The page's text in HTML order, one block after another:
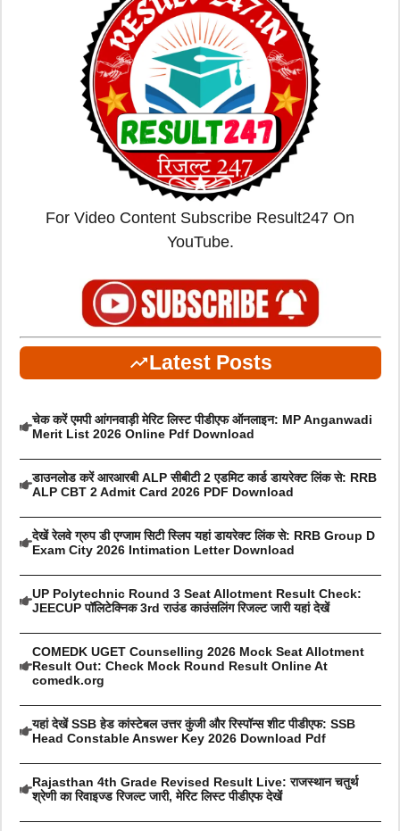
For Video Content Subscribe Result247 On
YouTube.
Latest Posts
चेक करें एमपी आंगनवाड़ी मेरिट लिस्ट पीडीएफ ऑनलाइन: MP Anganwadi
Merit List 2026 Online Pdf Download
डाउनलोड करें आरआरबी ALP सीबीटी 2 एडमिट कार्ड डायरेक्ट लिंक से: RRB
ALP CBT 2 Admit Card 2026 PDF Download
देखें रेलवे ग्रुप डी एग्जाम सिटी स्लिप यहां डायरेक्ट लिंक से: RRB Group D
Exam City 2026 Intimation Letter Download
UP Polytechnic Round 3 Seat Allotment Result Check:
JEECUP पॉलिटेक्निक 3rd राउंड काउंसलिंग रिजल्ट जारी यहां देखें
COMEDK UGET Counselling 2026 Mock Seat Allotment
Result Out: Check Mock Round Result Online At
comedk.org
यहां देखें SSB हेड कांस्टेबल उत्तर कुंजी और रिस्पॉन्स शीट पीडीएफ: SSB
Head Constable Answer Key 2026 Download Pdf
Rajasthan 4th Grade Revised Result Live: राजस्थान चतुर्थ
श्रेणी का रिवाइज्ड रिजल्ट जारी, मेरिट लिस्ट पीडीएफ देखें